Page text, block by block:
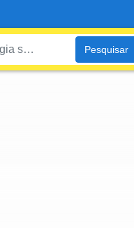
Pesquisar